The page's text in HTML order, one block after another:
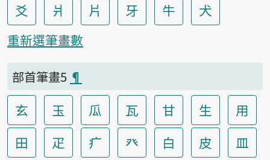
爻
爿 片 牙 牛 犬
重新選筆畫數
部首筆畫5 ¶
玄 玉 瓜 瓦 甘 生
用
田
疋 疒 癶 白 皮 皿